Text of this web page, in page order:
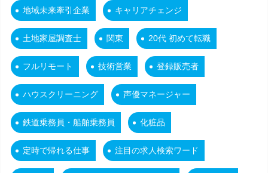
地域未来牽引企業 キャリアチェンジ
土地家屋調査士 関東 20代 初めて転職
フルリモート 技術営業 登録販売者
ハウスクリーニング 声優マネージャー
鉄道乗務員・船舶乗務員 化粧品
定時で帰れる仕事 注目の求人検索ワード